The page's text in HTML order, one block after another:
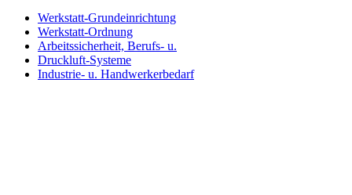
Werkstatt-Grundeinrichtung
Werkstatt-Ordnung
Arbeitssicherheit, Berufs- u.
Druckluft-Systeme
Industrie- u. Handwerkerbedarf